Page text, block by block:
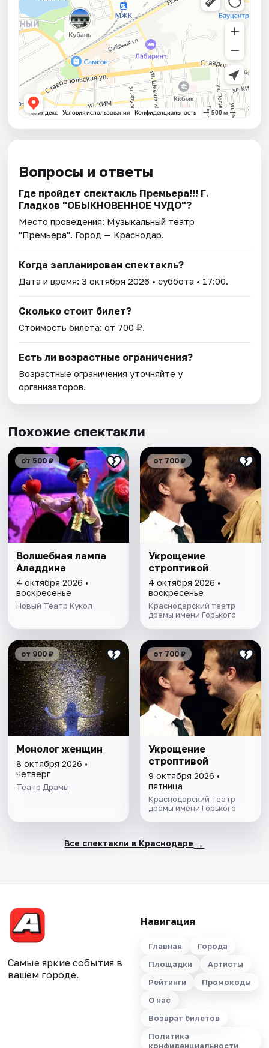
Вопросы и ответы
Где пройдет спектакль Премьера!!! Г.
Гладков "ОБЫКНОВЕННОЕ ЧУДО"?
Место проведения: Музыкальный театр
"Премьера". Город — Краснодар.
Когда запланирован спектакль?
Дата и время:3 октября 2026 • суббота • 17:00.
Сколько стоит билет?
Стоимость билета: от 700 ₽.
Есть ли возрастные ограничения?
Возрастные ограничения уточняйте у
организаторов.
Похожие спектакли
от 500 ₽
Волшебная лампа
Аладдина
4 октября 2026 •
воскресенье
Новый Театр Кукол
от 700 ₽
Укрощение
строптивой
4 октября 2026 •
воскресенье
Краснодарский театр
драмы имени Горького
от 900 ₽
Монолог женщин
8 октября 2026 •
четверг
Театр Драмы
от 700 ₽
Укрощение
строптивой
9 октября 2026 •
пятница
Краснодарский театр
драмы имени Горького
Все спектакли в Краснодаре →
Самые яркие события в
вашем городе.
Навигация
Главная
Города
Площадки
Артисты
Рейтинги
Промокоды
О нас
Возврат билетов
Политика
конфиденциальности